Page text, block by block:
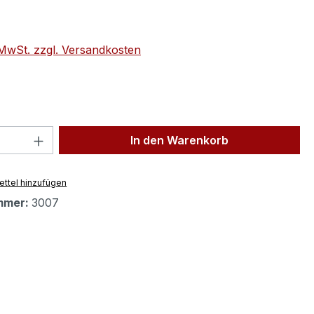
zzgl. Versandkosten
Anzahl: Gib den gewünschten Wert
In den Warenkorb
hinzufügen
3007